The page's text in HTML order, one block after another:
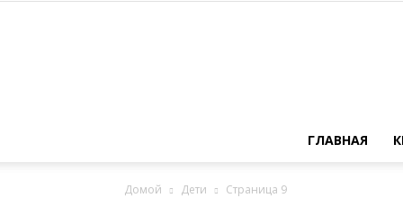
ГЛАВНАЯ
Домой Дети Страница 9